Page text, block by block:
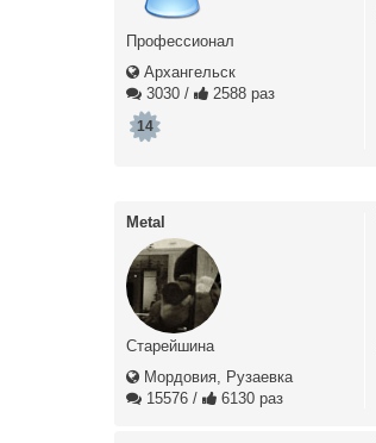
Профессионал
Архангельск
3030 / 2588 раз
14
Metal
Старейшина
Мордовия, Рузаевка
15576 / 6130 раз